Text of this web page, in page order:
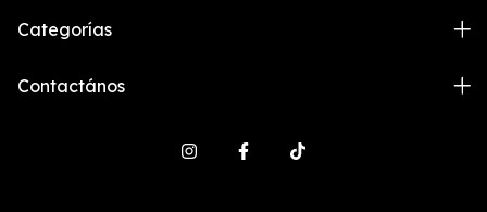
Categorías
Contactános